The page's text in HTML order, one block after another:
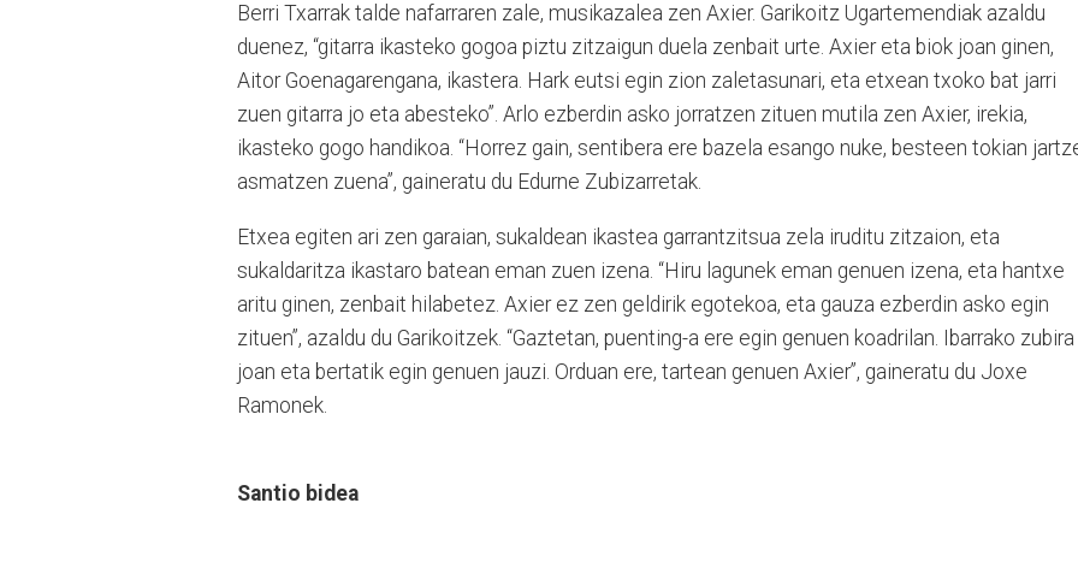
Berri Txarrak talde nafarraren zale, musikazalea zen Axier. Garikoitz Ugartemendiak azaldu
duenez, “gitarra ikasteko gogoa piztu zitzaigun duela zenbait urte. Axier eta biok joan ginen,
Aitor Goenagarengana, ikastera. Hark eutsi egin zion zaletasunari, eta etxean txoko bat jarri
zuen gitarra jo eta abesteko”. Arlo ezberdin asko jorratzen zituen mutila zen Axier, irekia,
ikasteko gogo handikoa. “Horrez gain, sentibera ere bazela esango nuke, besteen tokian
asmatzen zuena”, gaineratu du Edurne Zubizarretak.
Etxea egiten ari zen garaian, sukaldean ikastea garrantzitsua zela iruditu zitzaion, eta
sukaldaritza ikastaro batean eman zuen izena. “Hiru lagunek eman genuen izena, eta hantxe
aritu ginen, zenbait hilabetez. Axier ez zen geldirik egotekoa, eta gauza ezberdin asko egin
zituen”, azaldu du Garikoitzek. “Gaztetan, puenting-a ere egin genuen koadrilan. Ibarrako zubira
joan eta bertatik egin genuen jauzi. Orduan ere, tartean genuen Axier”, gaineratu du Joxe
Ramonek.
Santio bidea